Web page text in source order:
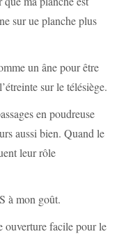
sur ue planche plus
un âne pour être
sur le télésiège.
en poudreuse
aussi bien. Quand le
leur rôle
à mon goût.
ouverture facile pour le